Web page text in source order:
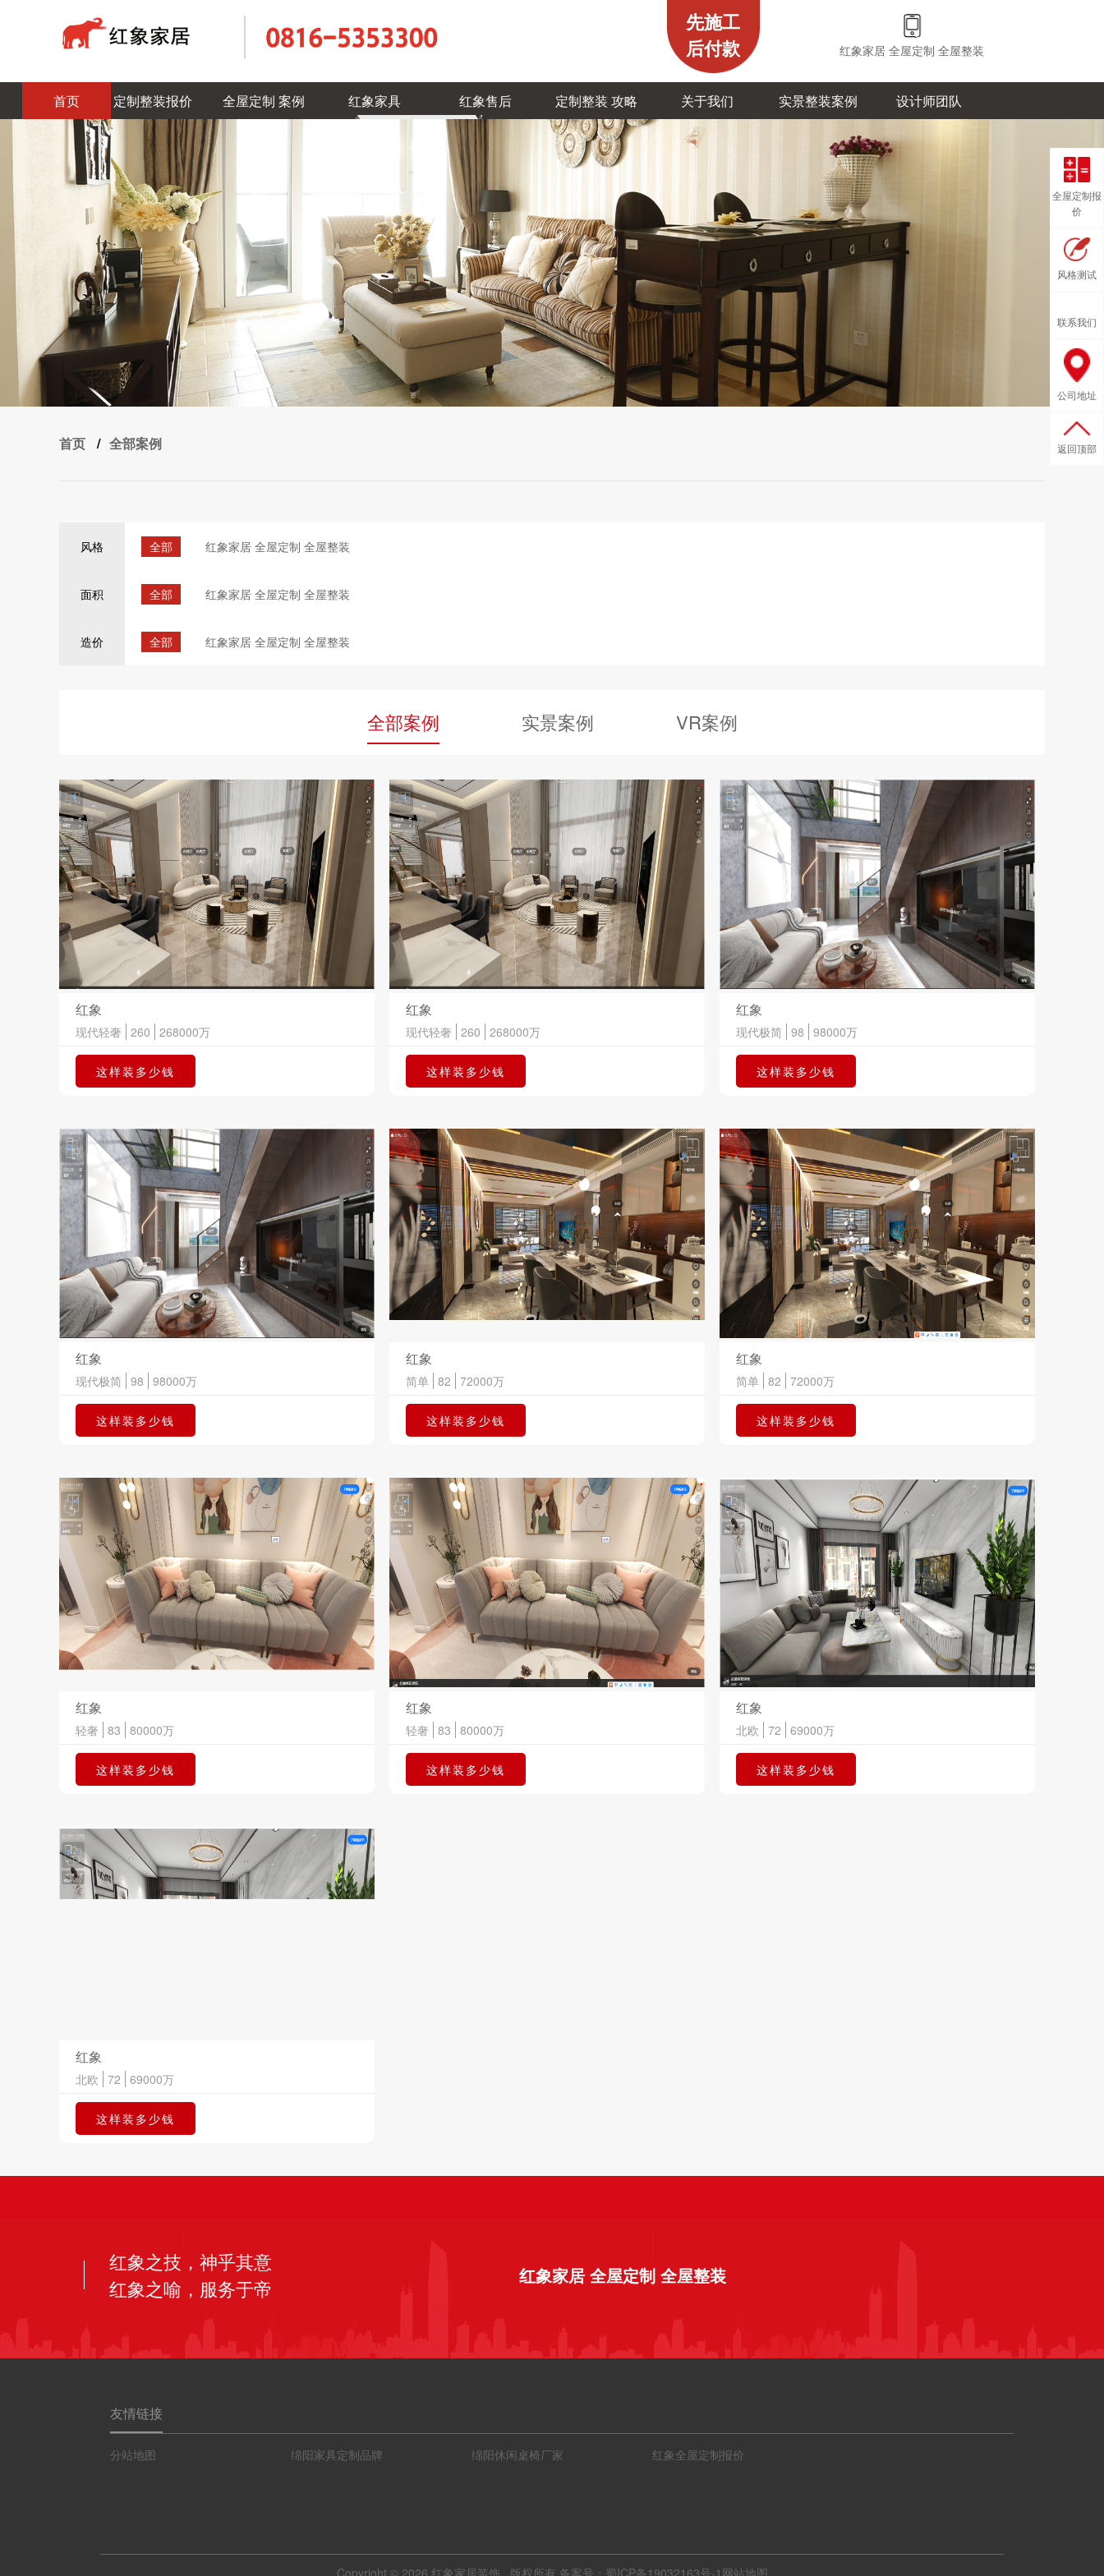
先施工
后付款
红象家居 全屋定制 全屋整装
首页 定制整装报价 全屋定制 案例 红象家具 红象售后 定制整装 攻略 关于我们 实景整装案例
设计师团队
案例筛选条件
地图 0816-5353300
首页 / 全部案例
风格 全部 红象家居 全屋定制 全屋整装
面积 全部 红象家居 全屋定制 全屋整装
造价 全部 红象家居 全屋定制 全屋整装
全部案例 实景案例 VR案例
红象
现代轻奢 260 268000万
这样装多少钱
红象
现代轻奢 260 268000万
这样装多少钱
红象
现代极简 98 98000万
这样装多少钱
红象
现代极简 98 98000万
这样装多少钱
红象
简单 82 72000万
这样装多少钱
红象
简单 82 72000万
这样装多少钱
红象
轻奢 83 80000万
这样装多少钱
红象
轻奢 83 80000万
这样装多少钱
红象
北欧 72 69000万
这样装多少钱
红象
北欧 72 69000万
这样装多少钱
红象之技，神乎其意
红象之喻，服务于帝
红象家居 全屋定制 全屋整装
全屋定制报
价
风格测试
联系我们
公司地址
返回顶部
友情链接
分站地图 绵阳家具定制品牌 绵阳休闲桌椅厂家 红象全屋定制报价
Copyright © 2026 红象家居装饰 版权所有 备案号： 蜀ICP备19032163号-1 网站地图